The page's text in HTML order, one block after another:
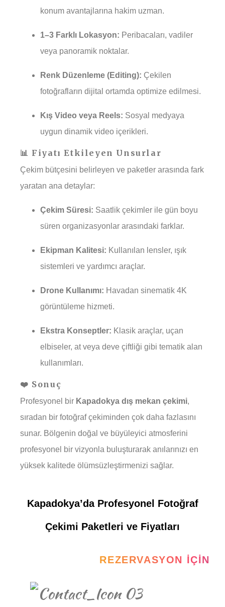
konum avantajlarına hakim uzman.
1–3 Farklı Lokasyon: Peribacaları, vadiler
veya panoramik noktalar.
Renk Düzenleme (Editing): Çekilen
fotoğrafların dijital ortamda optimize edilmesi.
Kış Video veya Reels: Sosyal medyaya
uygun dinamik video içerikleri.
📊 Fiyatı Etkileyen Unsurlar
Çekim bütçesini belirleyen ve paketler arasında fark
yaratan ana detaylar:
Çekim Süresi: Saatlik çekimler ile gün boyu
süren organizasyonlar arasındaki farklar.
Ekipman Kalitesi: Kullanılan lensler, ışık
sistemleri ve yardımcı araçlar.
Drone Kullanımı: Havadan sinematik 4K
görüntüleme hizmeti.
Ekstra Konseptler: Klasik araçlar, uçan
elbiseler, at veya deve çiftliği gibi tematik alan
kullanımları.
❤️ Sonuç
Profesyonel bir Kapadokya dış mekan çekimi,
sıradan bir fotoğraf çekiminden çok daha fazlasını
sunar. Bölgenin doğal ve büyüleyici atmosferini
profesyonel bir vizyonla buluşturarak anılarınızı en
yüksek kalitede ölümsüzleştirmenizi sağlar.
Kapadokya’da Profesyonel Fotoğraf
Çekimi Paketleri ve Fiyatları
REZERVASYON İÇIN